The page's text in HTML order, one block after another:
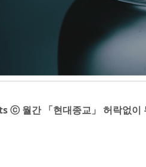
ⓒ 월간 「현대종교」 허락없이